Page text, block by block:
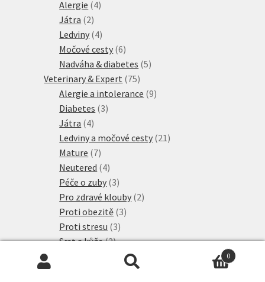
Alergie 44
Játra 22
produkty
Ledviny 44
produkty
Močové cesty 66
produktů
Nadváha & diabetes 55
Veterinary & Expert 7575
produktů
Alergie a intolerance 99
Diabetes 33
Játra 44
produkty
Ledviny a močové cesty 21 21
Mature 77
produktů
Neutered 44
produkty
Péče o zuby 33
produkty
Pro zdravé klouby 22
Proti obezitě 33
Proti stresu 33
produkty
Srst a kůže 22
produkty
Žaludek a střeva 14
produktů
Visán Optimanova
6
0